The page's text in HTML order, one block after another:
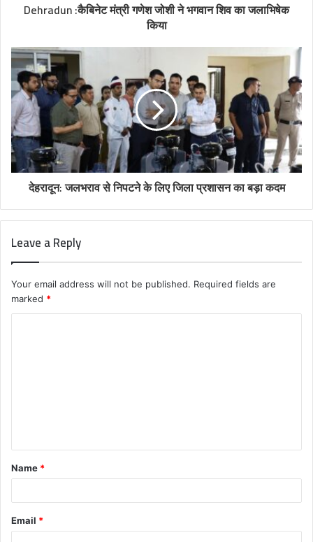
Dehradun :कैबिनेट मंत्री गणेश जोशी ने भगवान शिव का जलाभिषेक
किया
देहरादून: जलभराव से निपटने के लिए जिला प्रशासन का बड़ा कदम
Leave a Reply
Your email address will not be published. Required fields are
marked *
t
*
Name *
Email *